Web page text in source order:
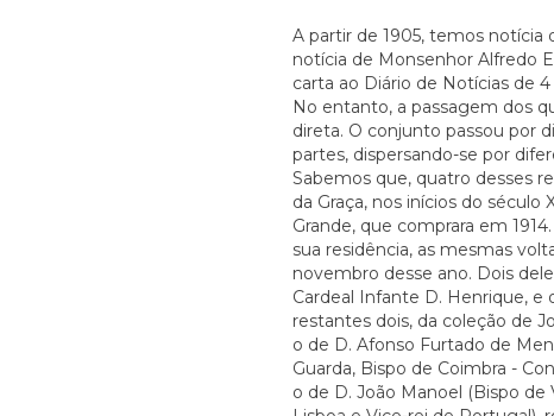
A partir de 1905, temos notícia
notícia de Monsenhor Alfredo
carta ao Diário de Notícias de
No entanto, a passagem dos
direta. O conjunto passou por
partes, dispersando-se por
Sabemos que, quatro desses
da Graça, nos inícios do século
Grande, que comprara em
sua residência, as mesmas
novembro desse ano. Dois
Cardeal Infante D. Henrique, e
restantes dois, da coleção de
o de D. Afonso Furtado de
Guarda, Bispo de Coimbra -
o de D. João Manoel (Bispo de